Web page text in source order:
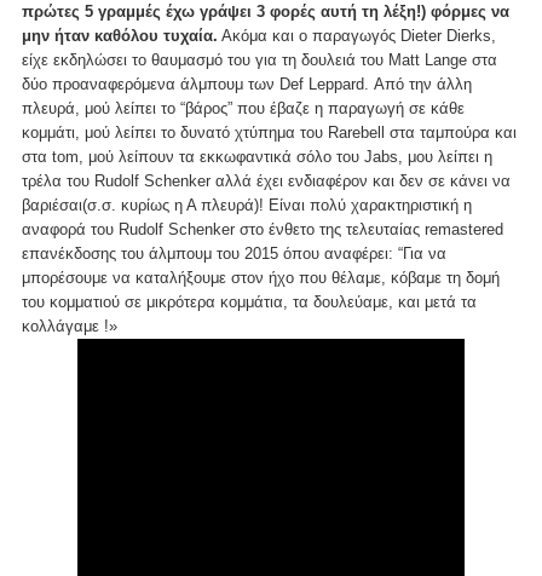
πρώτες 5 γραμμές έχω γράψει 3 φορές αυτή τη λέξη!) φόρμες να
μην ήταν καθόλου τυχαία. Ακόμα και ο παραγωγός Dieter Dierks,
είχε εκδηλώσει το θαυμασμό του για τη δουλειά του Matt Lange στα
δύο προαναφερόμενα άλμπουμ των Def Leppard. Από την άλλη
πλευρά, μού λείπει το “βάρος” που έβαζε η παραγωγή σε κάθε
κομμάτι, μού λείπει το δυνατό χτύπημα του Rarebell στα ταμπούρα και
στα tom, μού λείπουν τα εκκωφαντικά σόλο του Jabs, μου λείπει η
τρέλα του Rudolf Schenker αλλά έχει ενδιαφέρον και δεν σε κάνει να
βαριέσαι(σ.σ. κυρίως η Α πλευρά)! Είναι πολύ χαρακτηριστική η
αναφορά του Rudolf Schenker στο ένθετο της τελευταίας remastered
επανέκδοσης του άλμπουμ του 2015 όπου αναφέρει: “Για να
μπορέσουμε να καταλήξουμε στον ήχο που θέλαμε, κόβαμε τη δομή
του κομματιού σε μικρότερα κομμάτια, τα δουλεύαμε, και μετά τα
κολλάγαμε !»